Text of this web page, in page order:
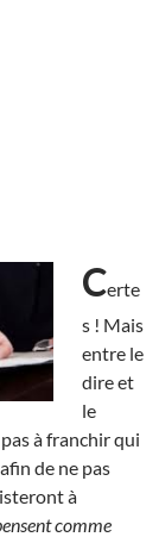
Certe
s ! Mais
entre le
dire et
le
à franchir qui
de ne pas
à
comme